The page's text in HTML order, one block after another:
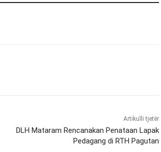
Artikulli tjetër
DLH Mataram Rencanakan Penataan Lapak
Pedagang di RTH Pagutan